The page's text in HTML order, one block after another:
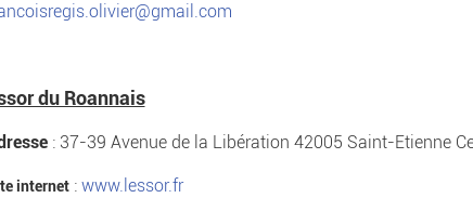
du Roannais
: 37-39 Avenue de la Libération 42005 Saint-Etienne
internet: www.lessor.fr